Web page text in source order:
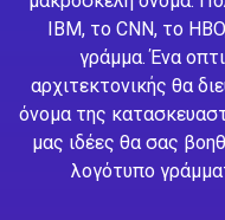
IBM, το CNN, το
γράμμα. Ένα
αρχιτεκτονικής θα
όνομα της
μας ιδέες θα σας
λογότυπο